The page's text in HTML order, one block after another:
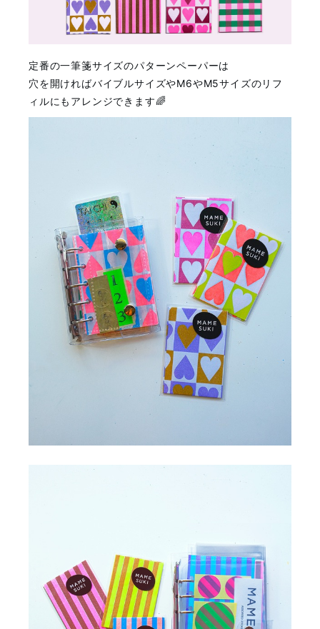
定番の一筆箋サイズのパターンペーパーは
穴を開ければバイブルサイズやM6やM5サイズのリフ
ィルにもアレンジできます🌈